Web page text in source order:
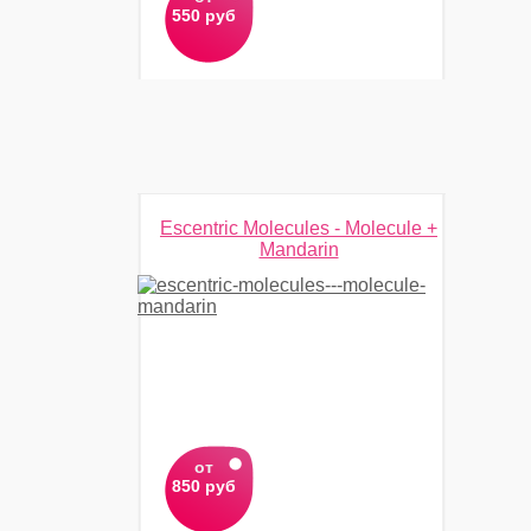
550 руб
Escentric Molecules - Molecule +
Mandarin
от
850 руб